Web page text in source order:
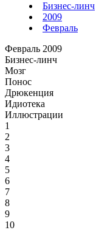
Бизнес-линч
2009
Февраль
Февраль 2009
Бизнес-линч
Мозг
Понос
Дрюкенция
Идиотека
Иллюстрации
1
2
3
4
5
6
7
8
9
10